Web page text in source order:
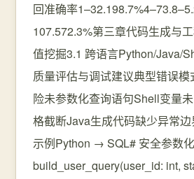
回准确率
107.572.3%第三章代码生成与
值挖掘3.1 跨语言Python/Java/
质量评估与调试建议典型错误
险未参数化查询语句Shell变量
格截断Java生成代码缺少异常
示例Python → SQL# 安全参数
build_user_query(user_id: int,